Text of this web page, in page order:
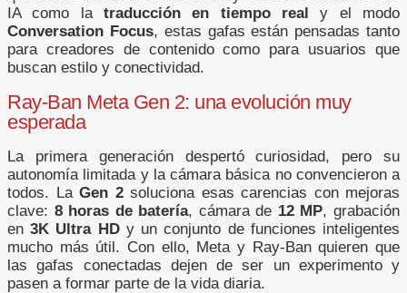
IA como la traducción en tiempo real y el modo
Conversation Focus, estas gafas están pensadas tanto
para creadores de contenido como para usuarios que
buscan estilo y conectividad.
Ray-Ban Meta Gen 2: una evolución muy
esperada
La primera generación despertó curiosidad, pero su
autonomía limitada y la cámara básica no convencieron a
todos. La Gen 2soluciona esas carencias con mejoras
clave: 8 horas de batería, cámara de 12 MP, grabación
en3K Ultra HDy un conjunto de funciones inteligentes
mucho más útil. Con ello, Meta y Ray-Ban quieren que
las gafas conectadas dejen de ser un experimento y
pasen a formar parte de la vida diaria.